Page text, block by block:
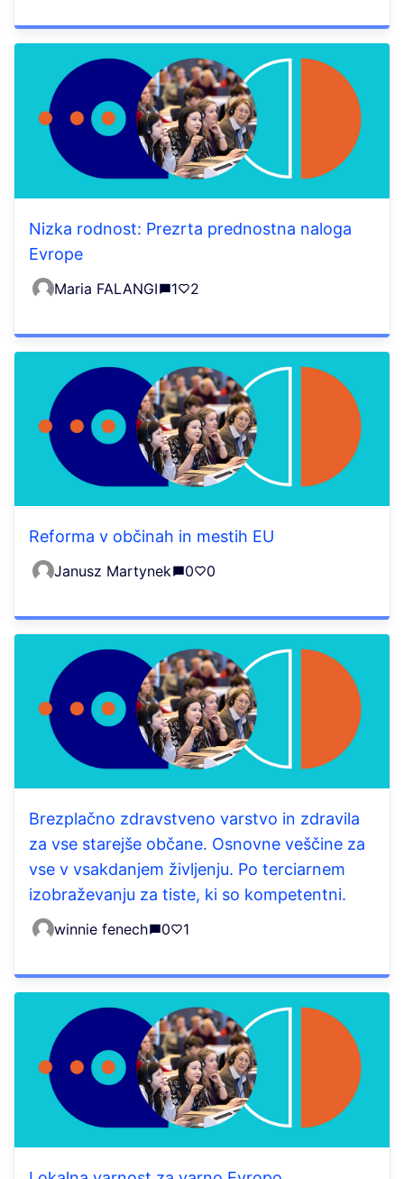
Nizka rodnost: Prezrta prednostna naloga
Evrope
Maria FALANGI 1 2
Reforma v občinah in mestih EU
Janusz Martynek 0 0
Brezplačno zdravstveno varstvo in zdravila
za vse starejše občane. Osnovne veščine za
vse v vsakdanjem življenju. Po terciarnem
izobraževanju za tiste, ki so kompetentni.
winnie fenech 0 1